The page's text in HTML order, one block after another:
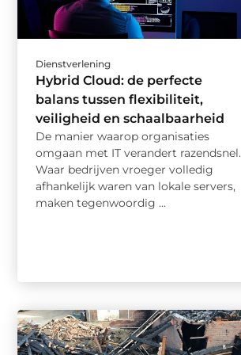
Dienstverlening
Hybrid Cloud: de perfecte
balans tussen flexibiliteit,
veiligheid en schaalbaarheid
De manier waarop organisaties
omgaan met IT verandert razendsnel.
Waar bedrijven vroeger volledig
afhankelijk waren van lokale servers,
maken tegenwoordig ...